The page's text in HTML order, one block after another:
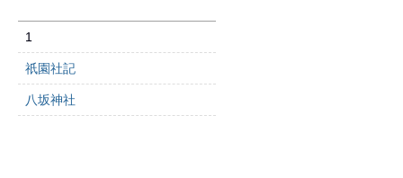
1
祇園社記
八坂神社